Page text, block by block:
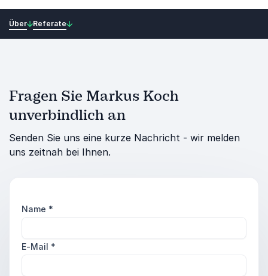
Über Referate
Fragen Sie Markus Koch
unverbindlich an
Senden Sie uns eine kurze Nachricht - wir melden
uns zeitnah bei Ihnen.
Name *
E-Mail *